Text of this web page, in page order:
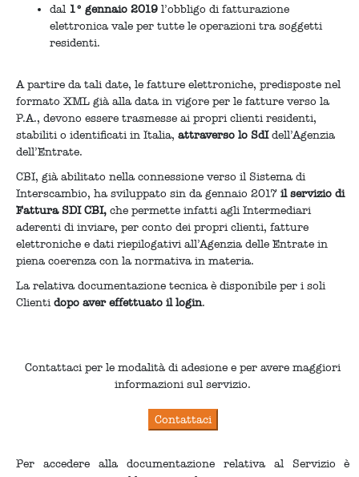
dal 1° gennaio 2019 l’obbligo di fatturazione
elettronica vale per tutte le operazioni tra soggetti
residenti.
A partire da tali date, le fatture elettroniche, predisposte nel
formato XML già alla data in vigore per le fatture verso la
P.A., devono essere trasmesse ai propri clienti residenti,
stabiliti o identificati in Italia,attraverso lo SdIdell’Agenzia
dell’Entrate.
CBI, già abilitato nella connessione verso il Sistema di
Interscambio, ha sviluppato sin da gennaio 2017il servizio di
Fattura SDI CBI, che permette infatti agli Intermediari
aderenti di inviare, per conto dei propri clienti, fatture
elettroniche e dati riepilogativi all’Agenzia delle Entrate in
piena coerenza con la normativa in materia.
La relativa documentazione tecnica è disponibile per i soli
Clientidopo aver effettuato il login.
Contattaci per le modalità di adesione e per avere maggiori
informazioni sul servizio.
Per accedere alla documentazione relativa al Servizio è